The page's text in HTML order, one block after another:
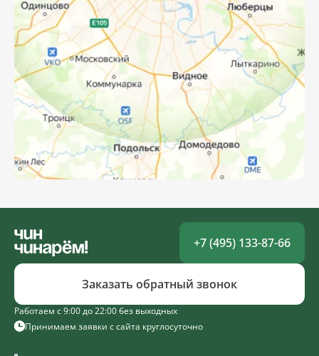
Работаем с 9:00 до 22:00 без выходных
Принимаем заявки с сайта круглосуточно
+7 (495) 133-87-66
Заказать обратный звонок